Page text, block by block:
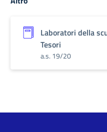
Laboratori della
Tesori
a.s. 19/20